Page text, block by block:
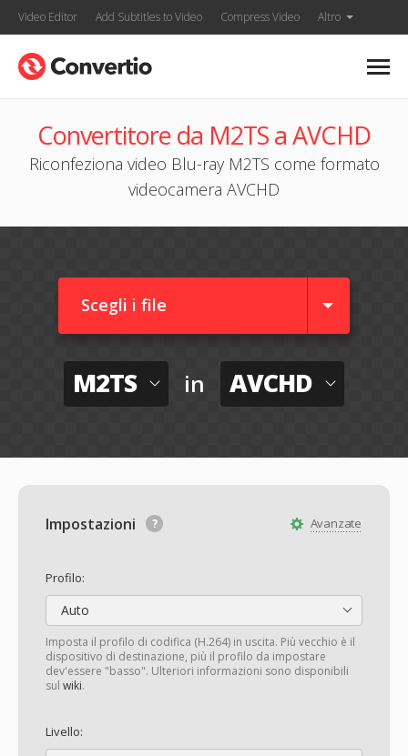
Video Editor Add Subtitles to Video Compress Video Altro
Convertitore da M2TS a AVCHD
Riconfeziona video Blu-ray M2TS come formato
videocamera AVCHD
Scegli i file
M2TS in AVCHD
Avanzate
Impostazioni
Profilo:
Auto
Imposta il profilo di codifica (H.264) in uscita. Più vecchio è il
dispositivo di destinazione, più il profilo da impostare
dev'essere "basso". Ulteriori informazioni sono disponibili
sul wiki.
Livello: